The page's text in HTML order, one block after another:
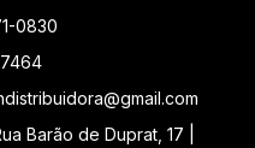
0830
7464
Barão de Duprat, 17 |